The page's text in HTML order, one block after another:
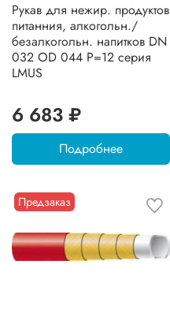
Рукав для нежир. продуктов
питанния, алкогольн./
безалкогольн. напитков DN
032 OD 044 Р=12 серия
LMUS
6 683 ₽
Подробнее
Предзаказ